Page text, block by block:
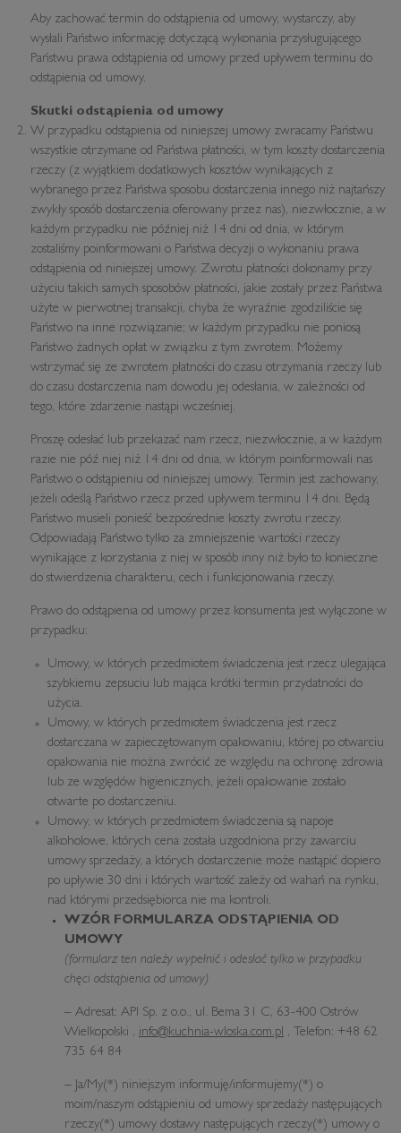
Aby zachować termin do odstąpienia od umowy, wystarczy, aby
wysłali Państwo informację dotyczącą wykonania przysługującego
Państwu prawa odstąpienia od umowy przed upływem terminu do
odstąpienia od umowy.
Skutki odstąpienia od umowy
W przypadku odstąpienia od niniejszej umowy zwracamy Państwu
wszystkie otrzymane od Państwa płatności, w tym koszty dostarczenia
rzeczy (z wyjątkiem dodatkowych kosztów wynikających z
wybranego przez Państwa sposobu dostarczenia innego niż najtańszy
zwykły sposób dostarczenia oferowany przez nas), niezwłocznie, a w
każdym przypadku nie później niż 14 dni od dnia, w którym
zostaliśmy poinformowani o Państwa decyzji o wykonaniu prawa
odstąpienia od niniejszej umowy. Zwrotu płatności dokonamy przy
użyciu takich samych sposobów płatności, jakie zostały przez Państwa
użyte w pierwotnej transakcji, chyba że wyraźnie zgodziliście się
Państwo na inne rozwiązanie; w każdym przypadku nie poniosą
Państwo żadnych opłat w związku z tym zwrotem. Możemy
wstrzymać się ze zwrotem płatności do czasu otrzymania rzeczy lub
do czasu dostarczenia nam dowodu jej odesłania, w zależności od
tego, które zdarzenie nastąpi wcześniej.
Proszę odesłać lub przekazać nam rzecz, niezwłocznie, a w każdym
razie nie póź niej niż 14 dni od dnia, w którym poinformowali nas
Państwo o odstąpieniu od niniejszej umowy. Termin jest zachowany,
jeżeli odeślą Państwo rzecz przed upływem terminu 14 dni. Będą
Państwo musieli ponieść bezpośrednie koszty zwrotu rzeczy.
Odpowiadają Państwo tylko za zmniejszenie wartości rzeczy
wynikające z korzystania z niej w sposób inny niż było to konieczne
do stwierdzenia charakteru, cech i funkcjonowania rzeczy.
Prawo do odstąpienia od umowy przez konsumenta jest wyłączone w
przypadku:
Umowy, w których przedmiotem świadczenia jest rzecz ulegająca
szybkiemu zepsuciu lub mająca krótki termin przydatności do
użycia.
Umowy, w których przedmiotem świadczenia jest rzecz
dostarczana w zapieczętowanym opakowaniu, której po otwarciu
opakowania nie można zwrócić ze względu na ochronę zdrowia
lub ze względów higienicznych, jeżeli opakowanie zostało
otwarte po dostarczeniu.
Umowy, w których przedmiotem świadczenia są napoje
alkoholowe, których cena została uzgodniona przy zawarciu
umowy sprzedaży, a których dostarczenie może nastąpić dopiero
po upływie 30 dni i których wartość zależy od wahań na rynku,
nad którymi przedsiębiorca nie ma kontroli.
WZÓR FORMULARZA ODSTĄPIENIA OD
UMOWY
(formularz ten należy wypełnić i odesłać tylko w przypadku
chęci odstąpienia od umowy)
– Adresat: API Sp. z o.o., ul. Bema 31 C, 63-400 Ostrów
Wielkopolski , info@kuchnia-wloska.com.pl , Telefon: +48 62
735 64 84
– Ja/My(*) niniejszym informuję/informujemy(*) o
moim/naszym odstąpieniu od umowy sprzedaży następujących
rzeczy(*) umowy dostawy następujących rzeczy(*) umowy o